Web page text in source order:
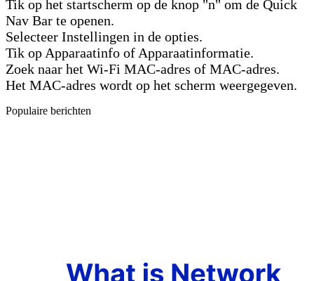
Tik op het startscherm op de knop "n" om de Quick
Nav Bar te openen.
Selecteer Instellingen in de opties.
Tik op Apparaatinfo of Apparaatinformatie.
Zoek naar het Wi-Fi MAC-adres of MAC-adres.
Het MAC-adres wordt op het scherm weergegeven.
Populaire berichten